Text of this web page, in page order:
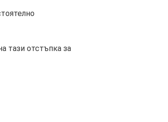
тази отстъпка за